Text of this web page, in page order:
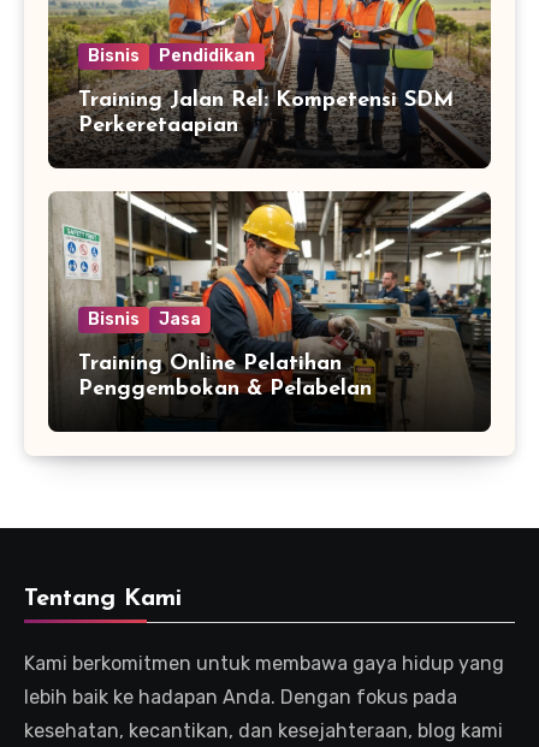
Bisnis Pendidikan
Training Jalan Rel: Kompetensi SDM
Perkeretaapian
Bisnis Jasa
Training Online Pelatihan
Penggembokan & Pelabelan
Tentang Kami
Kami berkomitmen untuk membawa gaya hidup yang
lebih baik ke hadapan Anda. Dengan fokus pada
kesehatan, kecantikan, dan kesejahteraan, blog kami